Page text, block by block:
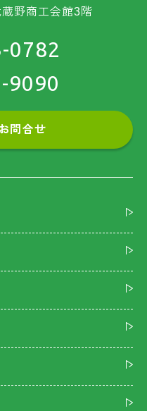
野商工会館3階
0782
9090
問合せ